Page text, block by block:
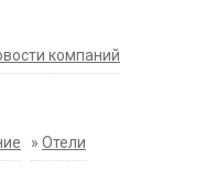
компаний
» Отели